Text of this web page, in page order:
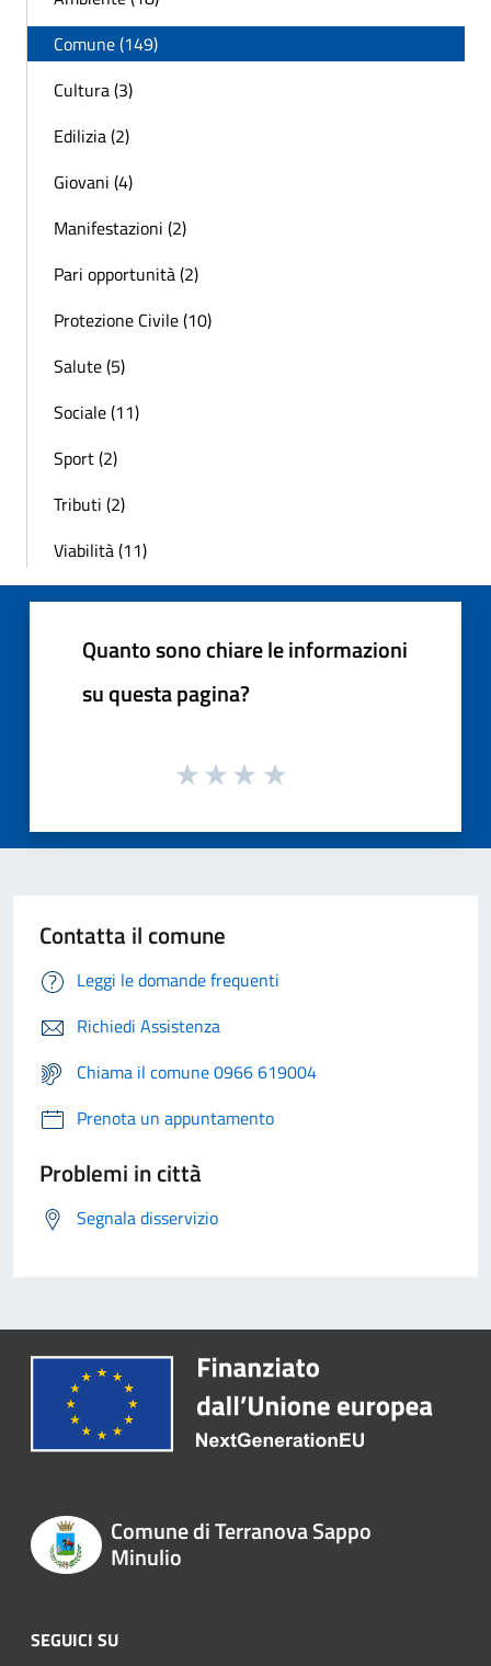
Comune (149)
Cultura (3)
Edilizia (2)
Giovani (4)
Manifestazioni (2)
Pari opportunità (2)
Protezione Civile (10)
Salute (5)
Sociale (11)
Sport (2)
Tributi (2)
Viabilità (11)
Quanto sono chiare le informazioni
su questa pagina?
Contatta il comune
Leggi le domande frequenti
Richiedi Assistenza
Chiama il comune 0966 619004
Prenota un appuntamento
Problemi in città
Segnala disservizio
Comune di Terranova Sappo
Minulio
SEGUICI SU